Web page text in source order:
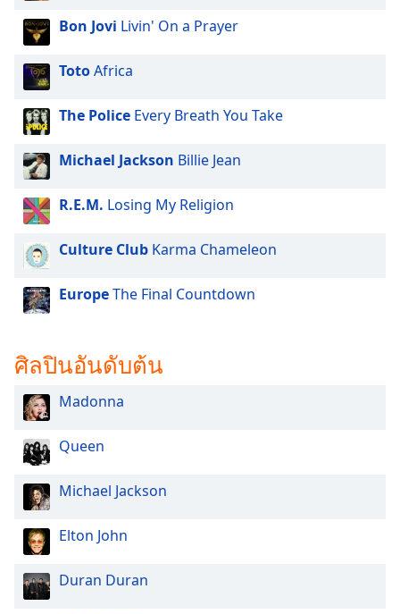
Bon Jovi Livin' On a Prayer
TotoAfrica
The Police Every Breath You Take
Michael Jackson Billie Jean
R.E.M. Losing My Religion
Culture Club Karma Chameleon
EuropeThe Final Countdown
ศิลปินอันดับต้น
Madonna
Queen
Michael Jackson
Elton John
Duran Duran